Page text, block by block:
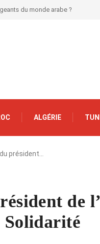
du monde arabe ?
ALGÉRIE
président…
de
Solidarité